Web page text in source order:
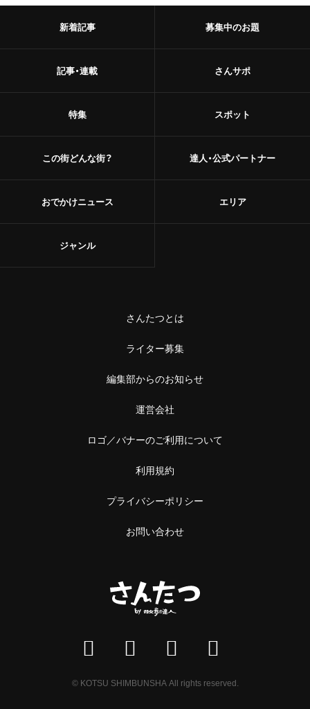
新着記事
記事・連載
特集
この街どんな街？
おでかけニュース
募集中のお題
さんサポ
スポット
達人・公式パートナー
エリア
ジャンル
さんたつとは
ライター募集
編集部からのお知らせ
運営会社
ロゴ／バナーのご利用について
利用規約
プライバシーポリシー
お問い合わせ
© KOTSU SHIMBUNSHA All rights reserved.